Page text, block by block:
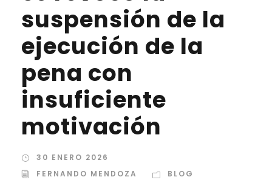
suspensión de la
ejecución de la
pena con
insuficiente
motivación
30 ENERO 2026
FERNANDO MENDOZA
BLOG